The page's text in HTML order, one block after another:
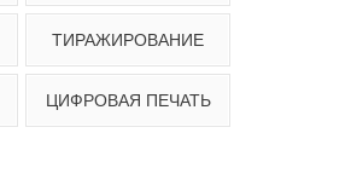
ТИРАЖИРОВАНИЕ
ЦИФРОВАЯ ПЕЧАТЬ